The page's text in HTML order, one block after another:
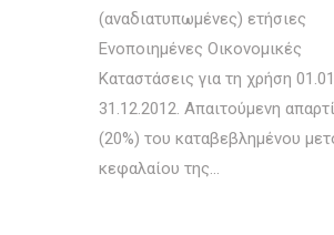
(αναδιατυπωμένες) ετήσιες
Ενοποιημένες Οικονομικές
Καταστάσεις για τη χρήση
31.12.2012. Απαιτούμενη
(20%) του καταβεβλημένου
κεφαλαίου της...